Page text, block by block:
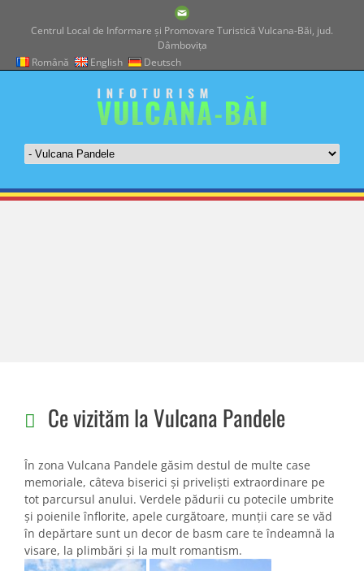
Centrul Local de Informare şi Promovare Turistică Vulcana-Băi, jud.
Dâmboviţa
Română
English Deutsch
Ce vizităm la Vulcana Pandele
În zona Vulcana Pandele găsim destul de multe case
memoriale, câteva biserici și priveliști extraordinare pe
tot parcursul anului. Verdele pădurii cu potecile umbrite
și poienile înflorite, apele curgătoare, munții care se văd
în depărtare sunt un decor de basm care te îndeamnă la
visare, la plimbări și la mult romantism.